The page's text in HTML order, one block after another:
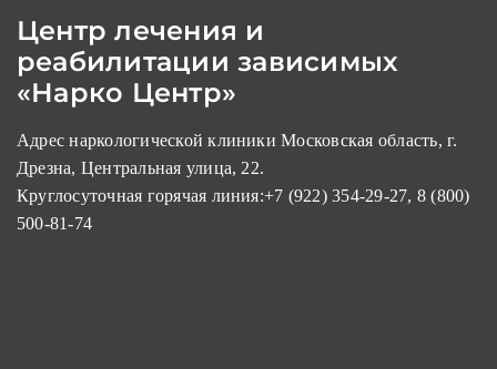
Центр лечения и
реабилитации зависимых
«Нарко Центр»
Адрес наркологической клиники Московская область, г.
Дрезна, Центральная улица, 22.
Круглосуточная горячая линия:+7 (922) 354-29-27, 8 (800)
500-81-74